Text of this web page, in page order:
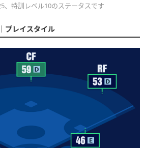
、特訓レベル10のステータスです
プレイスタイル